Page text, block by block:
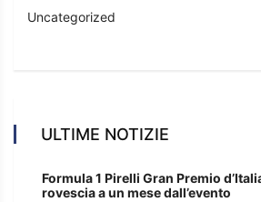
Uncategorized
ULTIME NOTIZIE
Formula 1 Pirelli Gran Premio
rovescia a un mese dall’evento